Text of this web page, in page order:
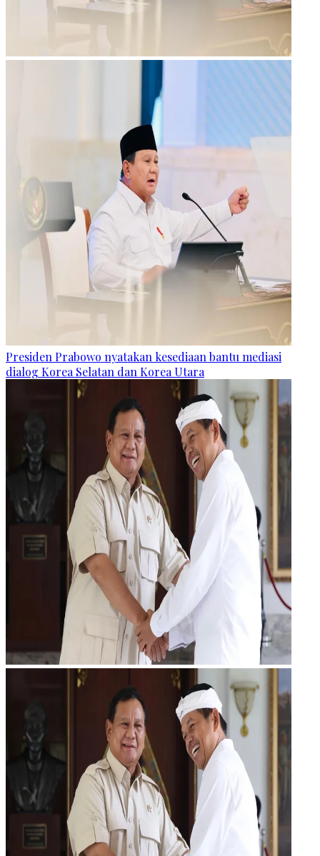
Presiden Prabowo nyatakan kesediaan bantu mediasi
dialog Korea Selatan dan Korea Utara